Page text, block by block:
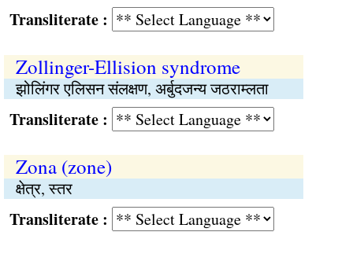
:
Zollinger-Ellision syndrome
झोलिंगर एलिसन संलक्षण, अर्बुदजन्य जठराम्लता
:
Zona (zone)
क्षेत्र, स्तर
: